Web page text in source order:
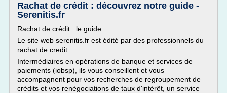
Rachat de crédit : découvrez notre guide -
Serenitis.fr
Rachat de crédit : le guide
Le site web serenitis.fr est édité par des professionnels du
rachat de credit.
Intermédiaires en opérations de banque et services de
paiements (iobsp), ils vous conseillent et vous
accompagnent pour vos recherches de regroupement de
crédits et vos renégociations de taux d'intérêt, un service